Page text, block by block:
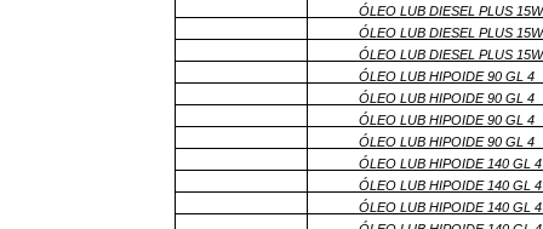
ÓLEO LUB DIESEL PLUS
ÓLEO LUB DIESEL PLUS
ÓLEO LUB DIESEL PLUS
ÓLEO LUB HIPOIDE 90 GL 4
ÓLEO LUB HIPOIDE 90 GL 4
ÓLEO LUB HIPOIDE 90 GL 4
ÓLEO LUB HIPOIDE 90 GL 4
ÓLEO LUB HIPOIDE 140 GL 4
ÓLEO LUB HIPOIDE 140 GL 4
ÓLEO LUB HIPOIDE 140 GL 4